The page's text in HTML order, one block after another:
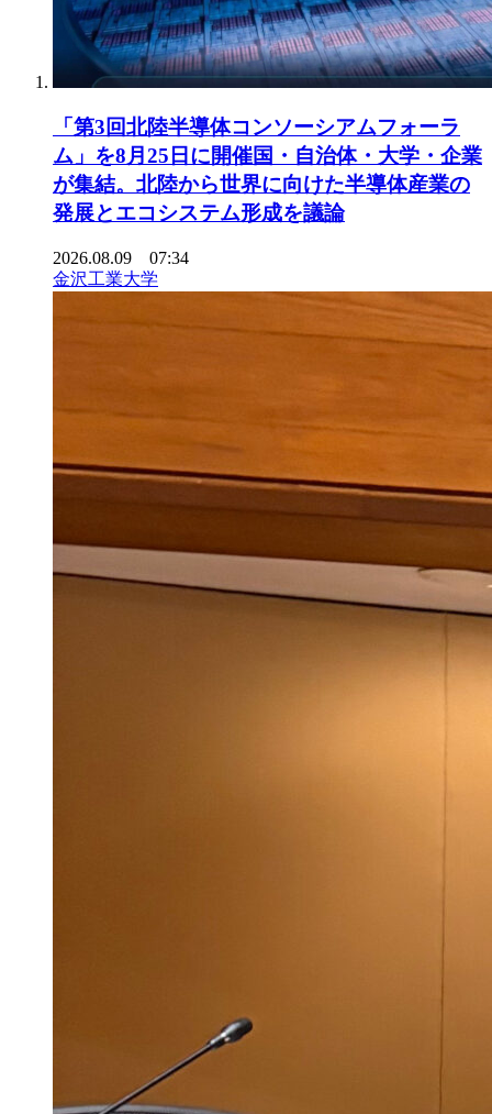
「第3回北陸半導体コンソーシアムフォーラ
ム」を8月25日に開催国・自治体・大学・企業
が集結。北陸から世界に向けた半導体産業の
発展とエコシステム形成を議論
2026.08.09 07:34
金沢工業大学